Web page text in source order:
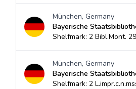
München, Germany
Bayerische
Shelfmark: 2 Bibl.Mont.
München, Germany
Bayerische
Shelfmark: 2